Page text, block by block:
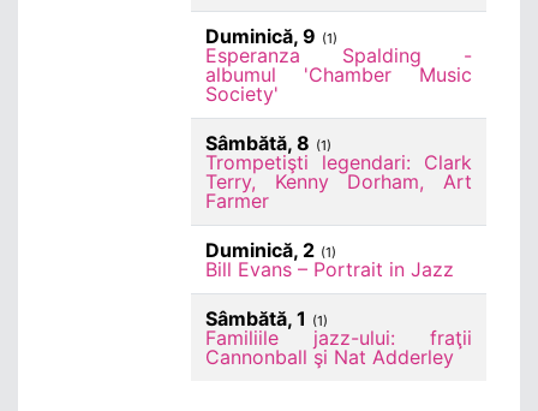
Duminică, 9 (1)
Esperanza Spalding -
albumul 'Chamber Music
Society'
Sâmbătă, 8 (1)
Trompetişti legendari: Clark
Terry, Kenny Dorham, Art
Farmer
Duminică, 2 (1)
Bill Evans – Portrait in Jazz
Sâmbătă, 1 (1)
Familiile jazz-ului: fraţii
Cannonball şi Nat Adderley